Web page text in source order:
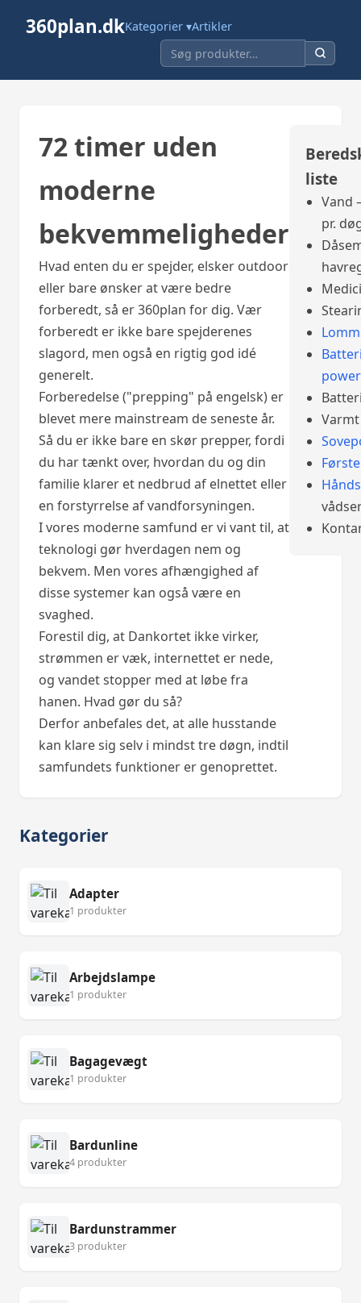
360plan.dkKategorier ▾Artikler
72 timer uden
moderne
bekvemmeligheder
Hvad enten du er spejder, elsker outdoor
eller bare ønsker at være bedre
forberedt, så er 360plan for dig. Vær
forberedt er ikke bare spejderenes
slagord, men også en rigtig god idé
generelt.
Forberedelse ("prepping" på engelsk) er
blevet mere mainstream de seneste år.
Så du er ikke bare en skør prepper, fordi
du har tænkt over, hvordan du og din
familie klarer et nedbrud af elnettet eller
en forstyrrelse af vandforsyningen.
I vores moderne samfund er vi vant til, at
teknologi gør hverdagen nem og
bekvem. Men vores afhængighed af
disse systemer kan også være en
svaghed.
Forestil dig, at Dankortet ikke virker,
strømmen er væk, internettet er nede,
og vandet stopper med at løbe fra
hanen. Hvad gør du så?
Derfor anbefales det, at alle husstande
kan klare sig selv i mindst tre døgn, indtil
samfundets funktioner er genoprettet.
liste
Vand
pr.
Kategorier
Adapter
1 produkter
Arbejdslampe
1 produkter
Bagagevægt
1 produkter
Bardunline
4 produkter
Bardunstrammer
3 produkter